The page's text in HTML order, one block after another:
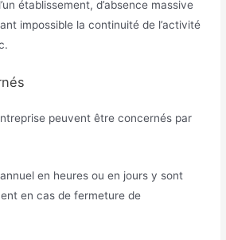
établissement, d’absence massive
impossible la continuité de l’activité
peuvent être concernés par
en heures ou en jours y sont
en cas de fermeture de